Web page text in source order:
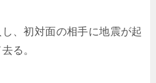
、初対面の相手に地震が起
る。